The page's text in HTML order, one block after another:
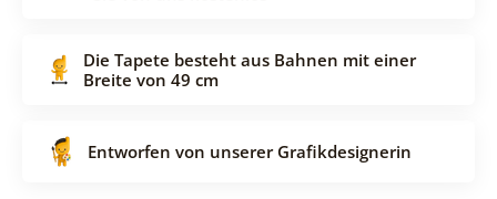
Die Tapete besteht aus Bahnen mit einer
Breite von 49 cm
Entworfen von unserer Grafikdesignerin